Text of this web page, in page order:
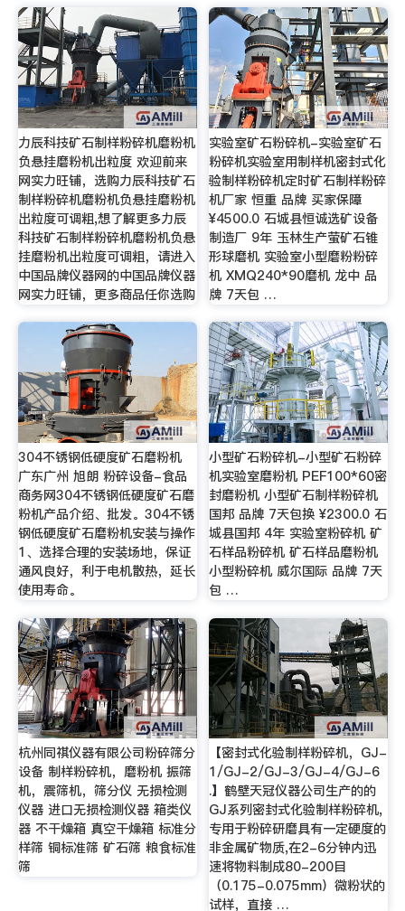
力辰科技矿石制样粉碎机磨粉机
负悬挂磨粉机出粒度 欢迎前来
网实力旺铺，选购力辰科技矿石
制样粉碎机磨粉机负悬挂磨粉机
出粒度可调粗,想了解更多力辰
科技矿石制样粉碎机磨粉机负悬
挂磨粉机出粒度可调粗，请进入
中国品牌仪器网的中国品牌仪器
网实力旺铺，更多商品任你选购
实验室矿石粉碎机-实验室矿石
粉碎机实验室用制样机密封式化
验制样粉碎机定时矿石制样粉碎
机厂家 恒重 品牌 买家保障
¥4500.0 石城县恒诚选矿设备
制造厂 9年 玉林生产萤矿石锥
形球磨机 实验室小型磨粉粉碎
机 XMQ240*90磨机 龙中 品
牌 7天包 …
304不锈钢低硬度矿石磨粉机
广东广州 旭朗 粉碎设备-食品
商务网304不锈钢低硬度矿石磨
粉机产品介绍、批发。304不锈
钢低硬度矿石磨粉机安装与操作
1、选择合理的安装场地，保证
通风良好，利于电机散热，延长
使用寿命。
小型矿石粉碎机-小型矿石粉碎
机实验室磨粉机 PEF100*60密
封磨粉机 小型矿石制样粉碎机
国邦 品牌 7天包换 ¥2300.0 石
城县国邦 4年 实验室粉碎机 矿
石样品粉碎机 矿石样品磨粉机
小型粉碎机 威尔国际 品牌 7天
包 …
杭州同祺仪器有限公司粉碎筛分
设备 制样粉碎机，磨粉机 振筛
机，震筛机，筛分仪 无损检测
仪器 进口无损检测仪器 箱类仪
器 不干燥箱 真空干燥箱 标准分
样筛 铜标准筛 矿石筛 粮食标准
筛
【密封式化验制样粉碎机，GJ-
1/GJ-2/GJ-3/GJ-4/GJ-6
.】鹤壁天冠仪器公司生产的的
GJ系列密封式化验制样粉碎机,
专用于粉碎研磨具有一定硬度的
非金属矿物质,在2-6分钟内迅
速将物料制成80-200目
（0.175-0.075mm）微粉状的
试样，直接 …